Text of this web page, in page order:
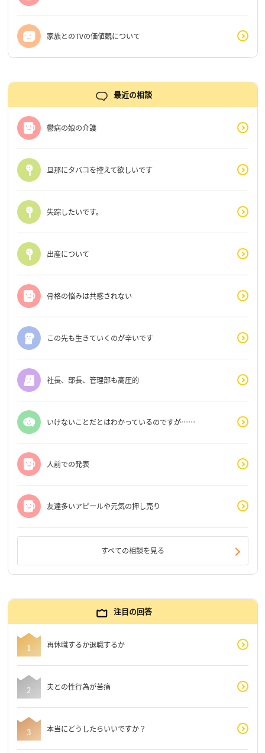
家族とのTVの価値観について
最近の相談
鬱病の娘の介護
旦那にタバコを控えて欲しいです
失踪したいです。
出産について
骨格の悩みは共感されない
この先も生きていくのが辛いです
社長、部長、管理部も高圧的
いけないことだとはわかっているのですが……
人前での発表
友達多いアピールや元気の押し売り
すべての相談を見る
注目の回答
再休職するか退職するか
夫との性行為が苦痛
本当にどうしたらいいですか？